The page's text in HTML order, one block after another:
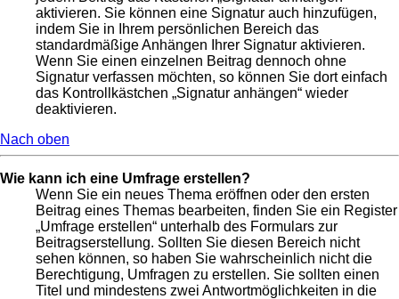
aktivieren. Sie können eine Signatur auch hinzufügen,
indem Sie in Ihrem persönlichen Bereich das
standardmäßige Anhängen Ihrer Signatur aktivieren.
Wenn Sie einen einzelnen Beitrag dennoch ohne
Signatur verfassen möchten, so können Sie dort einfach
das Kontrollkästchen „Signatur anhängen“ wieder
deaktivieren.
Nach oben
Wie kann ich eine Umfrage erstellen?
Wenn Sie ein neues Thema eröffnen oder den ersten
Beitrag eines Themas bearbeiten, finden Sie ein Register
„Umfrage erstellen“ unterhalb des Formulars zur
Beitragserstellung. Sollten Sie diesen Bereich nicht
sehen können, so haben Sie wahrscheinlich nicht die
Berechtigung, Umfragen zu erstellen. Sie sollten einen
Titel und mindestens zwei Antwortmöglichkeiten in die